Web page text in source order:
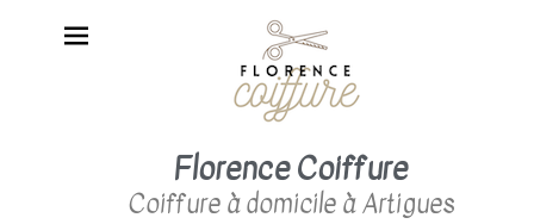
Florence Coiffure
Coiffure à domicile à Artigues